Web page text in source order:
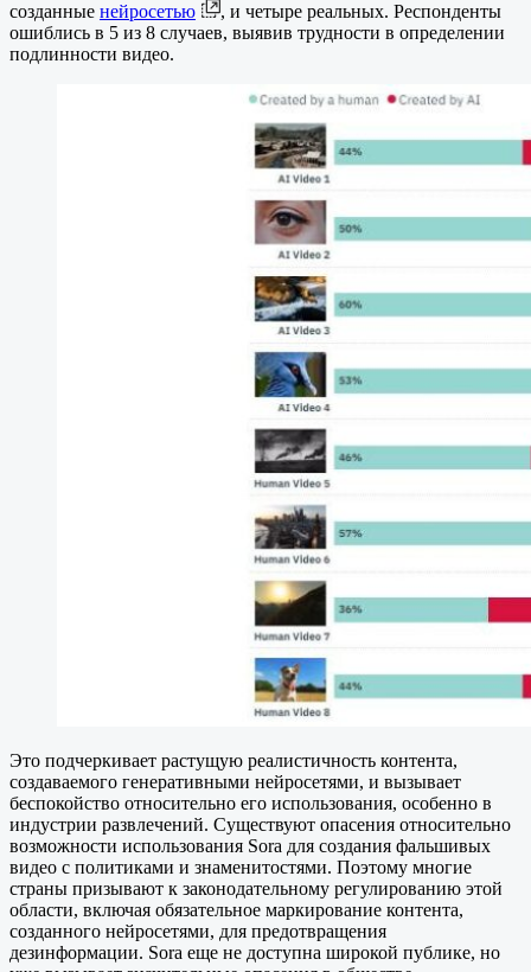
созданные нейросетью
, и четыре реальных. Респонденты
ошиблись в 5 из 8 случаев, выявив трудности в определении
подлинности видео.
Это подчеркивает растущую реалистичность контента,
создаваемого генеративными нейросетями, и вызывает
беспокойство относительно его использования, особенно в
индустрии развлечений. Существуют опасения относительно
возможности использования Sora для создания фальшивых
видео с политиками и знаменитостями. Поэтому многие
страны призывают к законодательному регулированию этой
области, включая обязательное маркирование контента,
созданного нейросетями, для предотвращения
дезинформации. Sora еще не доступна широкой публике, но